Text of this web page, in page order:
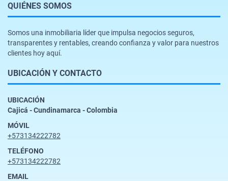
QUIÉNES SOMOS
Somos una inmobiliaria líder que impulsa negocios seguros,
transparentes y rentables, creando confianza y valor para nuestros
clientes hoy aquí.
UBICACIÓN Y CONTACTO
UBICACIÓN
Cajicá - Cundinamarca - Colombia
MÓVIL
+573134222782
TELÉFONO
+573134222782
EMAIL